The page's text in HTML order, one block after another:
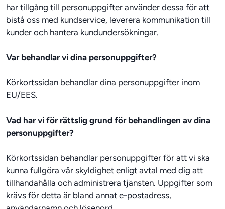
har tillgång till personuppgifter använder dessa för att
bistå oss med kundservice, leverera kommunikation till
kunder och hantera kundundersökningar.
Var behandlar vi dina personuppgifter?
Körkortssidan behandlar dina personuppgifter inom
EU/EES.
Vad har vi för rättslig grund för behandlingen av dina
personuppgifter?
Körkortssidan behandlar personuppgifter för att vi ska
kunna fullgöra vår skyldighet enligt avtal med dig att
tillhandahålla och administrera tjänsten. Uppgifter som
krävs för detta är bland annat e-postadress,